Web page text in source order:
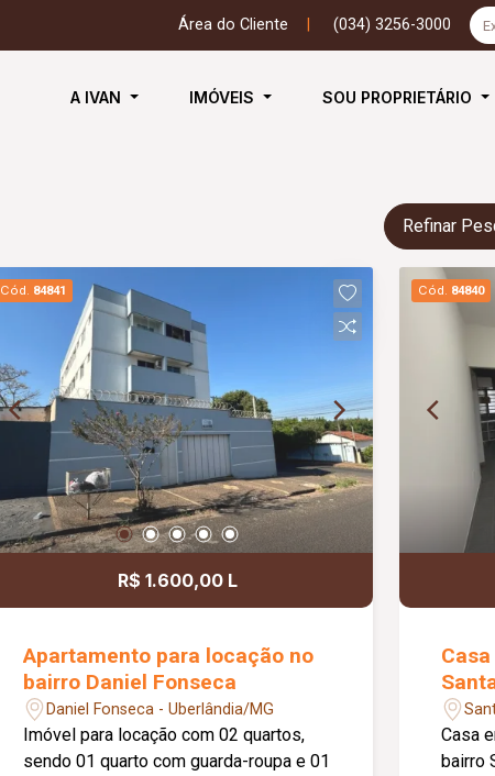
Área do Cliente (034) 3256-3000
A IVAN IMÓVEIS SOU PROPRIETÁRIO
Refinar
Cód. 84841
R$ 1.600,00 L
Apartamento para locação no
bairro Daniel Fonseca
Daniel Fonseca - Uberlândia/MG
Imóvel para locação com 02 quartos,
sendo 01 quarto com guarda-roupa e 01
Cód. 84840
Casa
bairro